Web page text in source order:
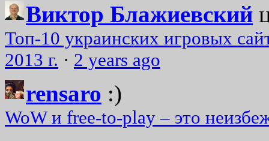
Виктор Блажиевский
Топ-10 украинских игровых
2013 г. · 2 years ago
rensaro :)
WoW и free-to-play – это